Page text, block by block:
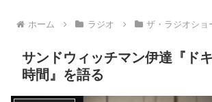
ホーム ラジオ ザ・ラジオショ
サンドウィッチマン伊達『ド
時間』を語る